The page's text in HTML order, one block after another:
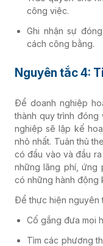
công việc.
Ghi nhận sự
cách công bằng.
Nguyên tắc 4:
Để doanh nghiệp
thành quy trình
nghiệp sẽ lập kế
nhỏ nhất. Tuân thủ
có đầu vào và đầu
những lãng phí, ứng
có những hành động
Để thực hiện nguyên
Cố gắng đưa mọi
Tìm các phương